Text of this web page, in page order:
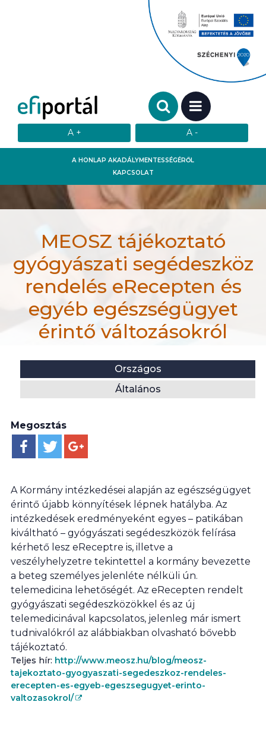
A HONLAP AKADÁLYMENTESSÉGÉRŐL
KAPCSOLAT
Keresendő szó:
MENÜ
MEOSZ tájékoztató
gyógyászati segédeszköz
rendelés eRecepten és
egyéb egészségügyet
érintő változásokról
efiportal.hu
Hír
MEOSZ tájékoztató gyógyászati segédeszköz
Országos
Általános
Megosztás
A Kormány intézkedései alapján az egészségügyet
érintő újabb könnyítések lépnek hatályba. Az
intézkedések eredményeként egyes – patikában
kiváltható – gyógyászati segédeszközök felírása
kérhető lesz eReceptre is, illetve a
veszélyhelyzetre tekintettel a kormány bevezette
a beteg személyes jelenléte nélküli ún.
telemedicina lehetőségét. Az eRecepten rendelt
gyógyászati segédeszközökkel és az új
telemedicinával kapcsolatos, jelenleg már ismert
tudnivalókról az alábbiakban olvasható bővebb
tájékoztató.
Teljes hír: http://www.meosz.hu/blog/meosz-
tajekoztato-gyogyaszati-segedeszkoz-rendeles-
erecepten-es-egyeb-egeszsegugyet-erinto-
valtozasokrol/